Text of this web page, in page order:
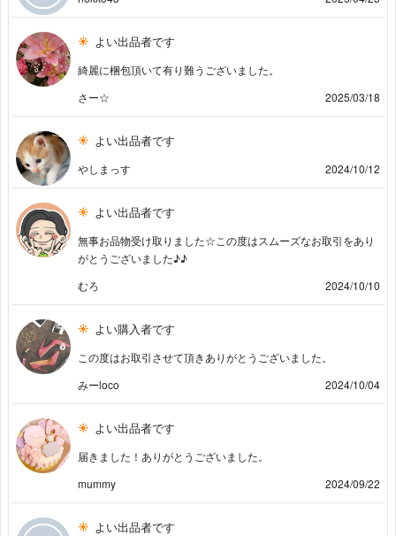
よい出品者です
綺麗に梱包頂いて有り難うございました。
さー☆
2025/03/18
よい出品者です
やしまっす 2024/10/12
よい出品者です
無事お品物受け取りました☆この度はスムーズなお取引をあり
がとうございました♪♪
むろ
2024/10/10
よい購入者です
この度はお取引させて頂きありがとうございました。
みーloco
2024/10/04
よい出品者です
届きました！ありがとうございました。
mummy
2024/09/22
よい出品者です